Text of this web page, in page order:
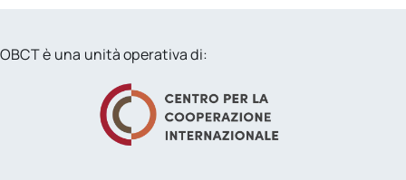
OBCT è una unità operativa di: